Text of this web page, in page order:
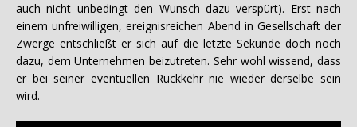
auch nicht unbedingt den Wunsch dazu verspürt). Erst nach
einem unfreiwilligen, ereignisreichen Abend in Gesellschaft der
Zwerge entschließt er sich auf die letzte Sekunde doch noch
dazu, dem Unternehmen beizutreten. Sehr wohl wissend, dass
er bei seiner eventuellen Rückkehr nie wieder derselbe sein
wird.